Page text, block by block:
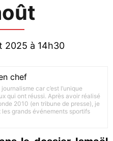
2025 à 14h30
chef
car c’est l’unique
qui ont réussi. Après avoir réalisé
2010 (en tribune de presse), je
grands événements sportifs